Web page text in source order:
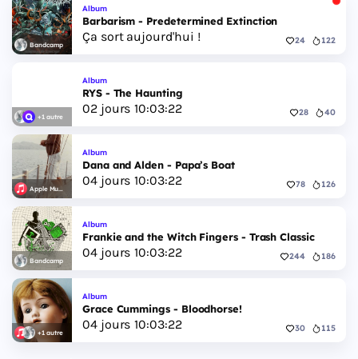
Bandcamp
Album
Barbarism - Predetermined Extinction
Ça sort aujourd'hui ! 24 122
+1 autre
Album
RYS - The Haunting
02jours 10:03:22 28 40
Apple Music
Album
Dana and Alden - Papa’s Boat
04jours 10:03:22 78 126
Bandcamp
Album
Frankie and the Witch Fingers - Trash Classic
04jours 10:03:22 244 186
+1 autre
Album
Grace Cummings - Bloodhorse!
04jours 10:03:22 30 115